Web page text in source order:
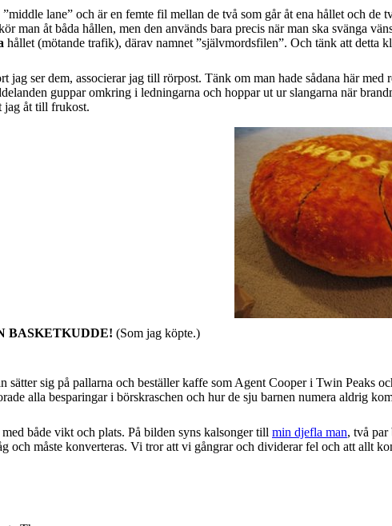
lane” och är en femte fil mellan de två som går åt ena hållet och
man åt båda hållen, men den används bara precis när man ska svänga
hållet (mötande trafik), därav namnet ”självmordsfilen”. Och tänk att detta
jag ser dem, associerar jag till rörpost. Tänk om man hade sådana här
guppar omkring i ledningarna och hoppar ut ur slangarna när
jag åt till frukost.
BASKETKUDDE! (Som jag köpte.)
sätter sig på pallarna och beställer kaffe som Agent Cooper i Twin Peaks
alla besparingar i börskraschen och hur de sju barnen numera aldrig
både vikt och plats. På bilden syns kalsonger till min djefla man, två
och måste konverteras. Vi tror att vi gångrar och dividerar fel och att allt